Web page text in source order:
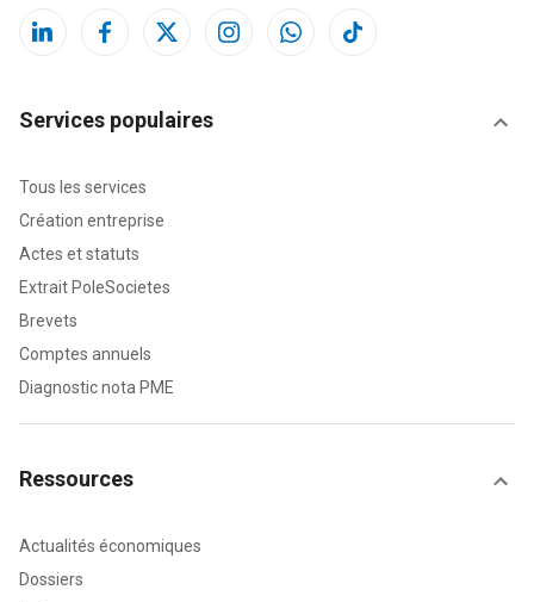
Services populaires
Tous les services
Création entreprise
Actes et statuts
Extrait PoleSocietes
Brevets
Comptes annuels
Diagnostic nota PME
Ressources
Actualités économiques
Dossiers